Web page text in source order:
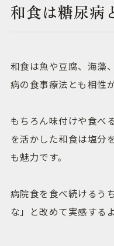
和食は糖尿病
和食は魚や豆腐、海藻
病の食事療法とも相性
もちろん味付けや食べ
を活かした和食は塩分
も魅力です。
病院食を食べ続けるう
な」と改めて実感する